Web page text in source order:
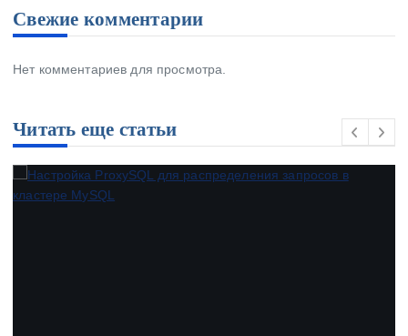
Свежие комментарии
Нет комментариев для просмотра.
Читать еще статьи